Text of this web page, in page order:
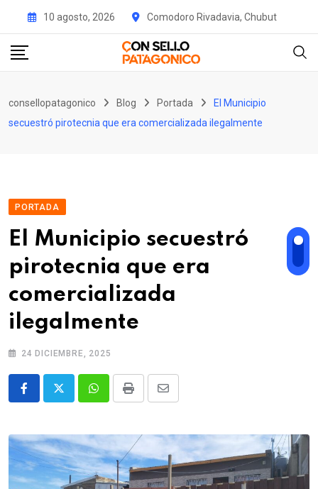
content
10 agosto, 2026 Comodoro Rivadavia, Chubut
consellopatagonico Blog Portada
El Municipio
secuestró pirotecnia que era comercializada ilegalmente
PORTADA
El Municipio secuestró
pirotecnia que era
comercializada
ilegalmente
24 DICIEMBRE, 2025
WhatsappPrint
Share
Email